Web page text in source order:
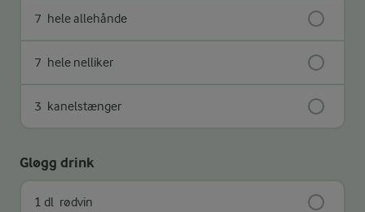
7 hele allehånde
7 hele nelliker
3 kanelstænger
Gløgg drink
1 dl rødvin